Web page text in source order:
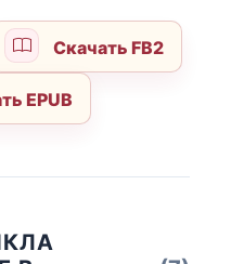
Скачать FB2
EPUB